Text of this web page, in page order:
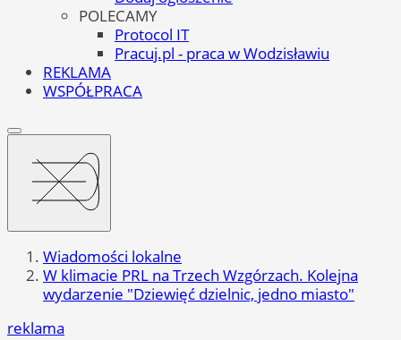
POLECAMY
Protocol IT
Pracuj.pl - praca w Wodzisławiu
REKLAMA
WSPÓŁPRACA
Wiadomości lokalne
W klimacie PRL na Trzech Wzgórzach. Kolejna
wydarzenie "Dziewięć dzielnic, jedno miasto"
reklama